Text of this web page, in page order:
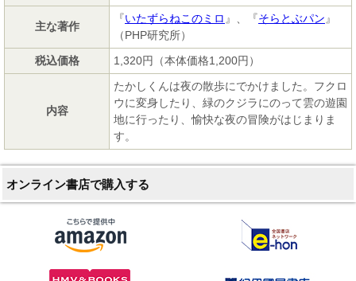
主な著作
『いたずらねこのミロ 』、『そらとぶパン 』
（PHP研究所）
税込価格
1,320円（本体価格1,200円）
内容
たかしくんは夜の散歩にでかけました。フクロ
ウに変身したり、緑のクジラにのって雲の遊園
地に行ったり、愉快な夜の冒険がはじまりま
す。
オンライン書店で購入する